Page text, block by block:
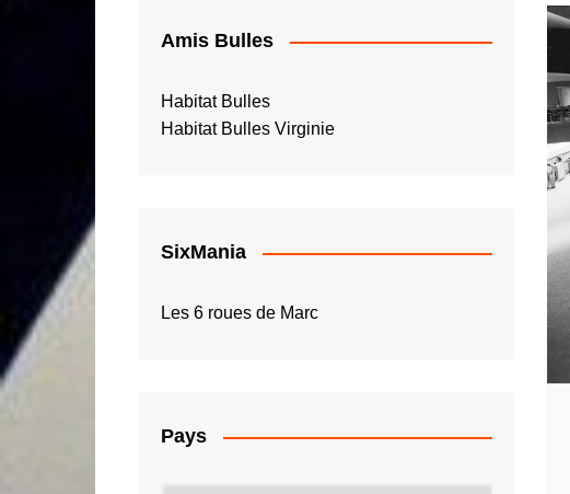
Amis Bulles
Habitat Bulles
Habitat Bulles Virginie
SixMania
Les 6 roues de Marc
Pays